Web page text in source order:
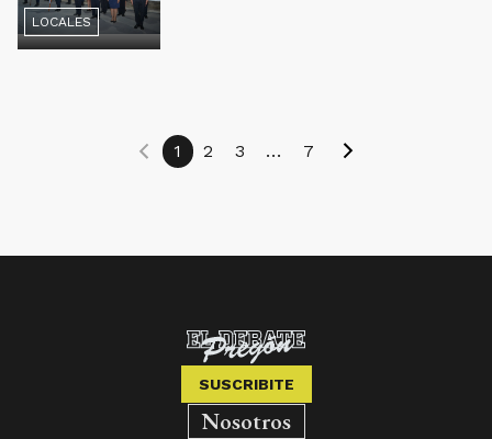
LOCALES
1 2 3 ... 7
SUSCRIBITE
Nosotros